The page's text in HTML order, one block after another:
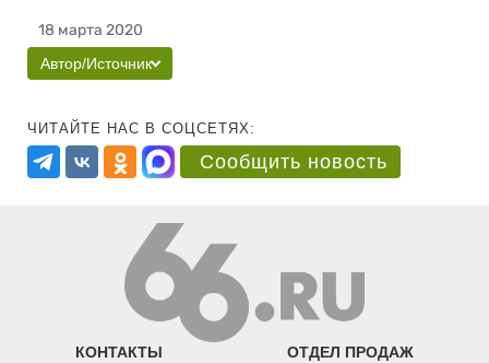
18 марта 2020
Автор/Источник
ЧИТАЙТЕ НАС В СОЦСЕТЯХ:
Сообщить новость
КОНТАКТЫ ОТДЕЛ ПРОДАЖ